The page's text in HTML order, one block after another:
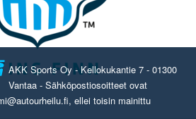
AKK Sports Oy - Kellokukantie 7 - 01300
Vantaa - Sähköpostiosoitteet ovat
ellei toisin mainittu